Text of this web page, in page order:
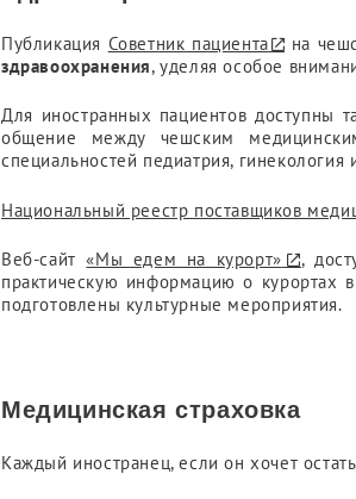
Публикация Советник пациента на
здравоохранения, уделяя особое
Для иностранных пациентов доступны
общение между чешским
специальностей педиатрия,
Национальный реестр поставщиков
Веб-сайт«Мы едем на курорт»
,
практическую информацию о курортах
подготовлены культурные мероприятия.
Медицинская страховка
Каждый иностранец, если он хочет